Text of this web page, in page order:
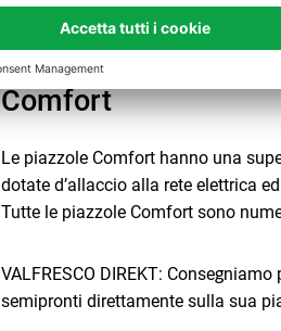
21.08.2026.
136,68
Comfort
Le piazzole Comfort hanno una
dotate d’allaccio alla rete elettrica
Tutte le piazzole Comfort sono
VALFRESCO DIREKT:
semipronti direttamente sulla sua